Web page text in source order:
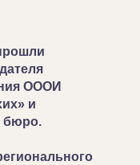
ОООИ
и
бюро.